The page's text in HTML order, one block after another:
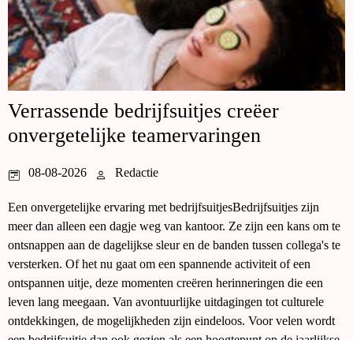
Verrassende bedrijfsuitjes creëer
onvergetelijke teamervaringen
08-08-2026 Redactie
Een onvergetelijke ervaring met bedrijfsuitjesBedrijfsuitjes zijn
meer dan alleen een dagje weg van kantoor. Ze zijn een kans om te
ontsnappen aan de dagelijkse sleur en de banden tussen collega's te
versterken. Of het nu gaat om een spannende activiteit of een
ontspannen uitje, deze momenten creëren herinneringen die een
leven lang meegaan. Van avontuurlijke uitdagingen tot culturele
ontdekkingen, de mogelijkheden zijn eindeloos. Voor velen wordt